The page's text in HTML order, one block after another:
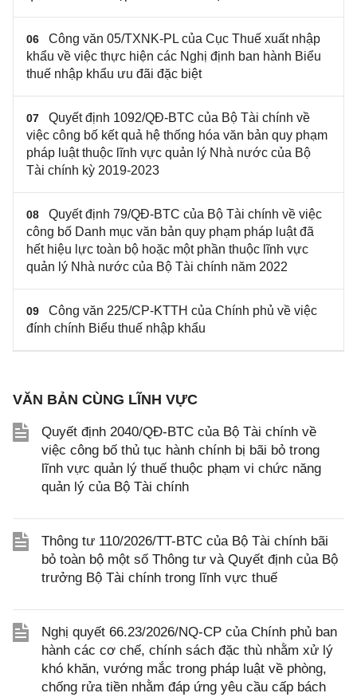
06
Công văn 05/TXNK-PL của Cục Thuế xuất nhập
khẩu về việc thực hiện các Nghị định ban hành Biểu
thuế nhập khẩu ưu đãi đặc biệt
07
Quyết định 1092/QĐ-BTC của Bộ Tài chính về
việc công bố kết quả hệ thống hóa văn bản quy phạm
pháp luật thuộc lĩnh vực quản lý Nhà nước của Bộ
Tài chính kỳ 2019-2023
08
Quyết định 79/QĐ-BTC của Bộ Tài chính về việc
công bố Danh mục văn bản quy phạm pháp luật đã
hết hiệu lực toàn bộ hoặc một phần thuộc lĩnh vực
quản lý Nhà nước của Bộ Tài chính năm 2022
09
Công văn 225/CP-KTTH của Chính phủ về việc
đính chính Biểu thuế nhập khẩu
VĂN BẢN CÙNG LĨNH VỰC
Quyết định 2040/QĐ-BTC của Bộ Tài chính về
việc công bố thủ tục hành chính bị bãi bỏ trong
lĩnh vực quản lý thuế thuộc phạm vi chức năng
quản lý của Bộ Tài chính
Thông tư 110/2026/TT-BTC của Bộ Tài chính bãi
bỏ toàn bộ một số Thông tư và Quyết định của Bộ
trưởng Bộ Tài chính trong lĩnh vực thuế
Nghị quyết 66.23/2026/NQ-CP của Chính phủ ban
hành các cơ chế, chính sách đặc thù nhằm xử lý
khó khăn, vướng mắc trong pháp luật về phòng,
chống rửa tiền nhằm đáp ứng yêu cầu cấp bách